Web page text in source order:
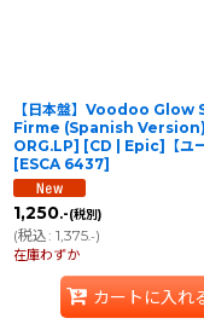
【日本盤】Voodoo Glow
Firme (Spanish
ORG.LP] [CD | Epic]【ユー
[ESCA 6437]
1,250.-(税別)
(税込: 1,375.-)
在庫わずか
カートに入れ